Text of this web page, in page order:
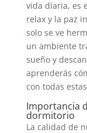
vida diaria, es
relax y la paz
solo se ve
un ambiente
sueño y
aprenderás
con todas
Importancia
dormitorio
La calidad de